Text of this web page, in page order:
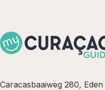
Caracasbaaiweg 280,